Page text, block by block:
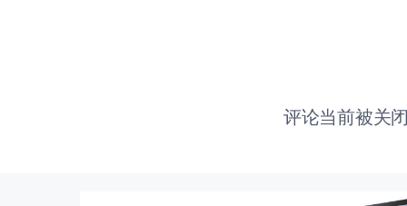
评论当前被关